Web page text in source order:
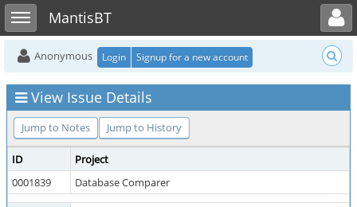
Toggle sidebarMantisBT
Toggle user menu
Anonymous Login Signup for a new account
View Issue Details
Jump to Notes Jump to History
ID
Project
0001839
Database Comparer